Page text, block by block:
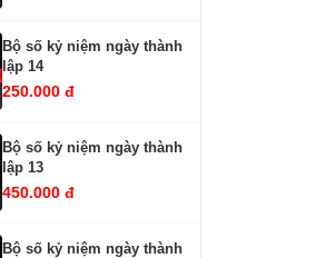
Bộ số kỷ niệm ngày thành
lập 14
250.000 đ
Bộ số kỷ niệm ngày thành
lập 13
450.000 đ
Bộ số kỷ niệm ngày thành